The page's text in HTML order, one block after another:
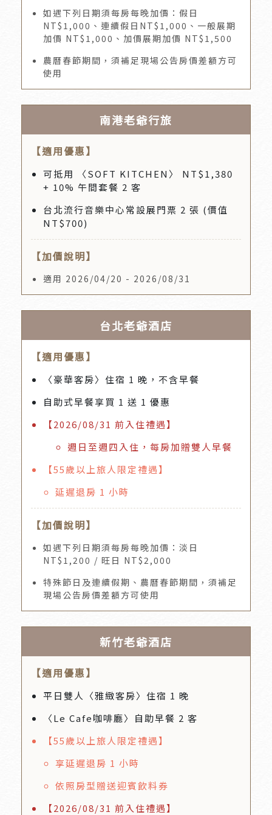
如遇下列日期須每房每晚加價：假日
NT$1,000、連續假日NT$1,000、一般展期
加價 NT$1,000、加價展期加價 NT$1,500
農曆春節期間，須補足現場公告房價差額方可
使用
南港老爺行旅
【適用優惠】
可抵用 〈SOFT KITCHEN〉 NT$1,380
+ 10% 午間套餐 2 客
台北流行音樂中心常設展門票 2 張 (價值
NT$700)
【加價說明】
適用 2026/04/20 - 2026/08/31
台北老爺酒店
【適用優惠】
〈豪華客房〉住宿 1 晚，不含早餐
自助式早餐享買 1 送 1 優惠
【2026/08/31 前入住禮遇】
週日至週四入住，每房加贈雙人早餐
【55歲以上旅人限定禮遇】
延遲退房 1 小時
【加價說明】
如遇下列日期須每房每晚加價：淡日
NT$1,200 / 旺日 NT$2,000
特殊節日及連續假期、農曆春節期間，須補足
現場公告房價差額方可使用
新竹老爺酒店
【適用優惠】
平日雙人〈雅緻客房〉住宿 1 晚
〈Le Cafe咖啡廳〉自助早餐 2 客
【55歲以上旅人限定禮遇】
享延遲退房 1 小時
依照房型贈送迎賓飲料券
【2026/08/31 前入住禮遇】